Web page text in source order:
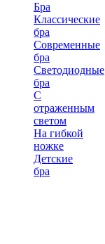
Бра
Классические
бра
Современные
бра
Светодиодные
бра
С
отраженным
светом
На гибкой
ножке
Детские
бра